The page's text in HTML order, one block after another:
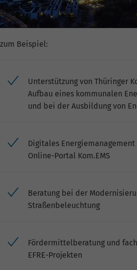
zum Beispiel:
Unterstützung von Thüringer
Aufbau eines kommunalen
und bei der Ausbildung von
Digitales
Online-Portal Kom.EMS
Beratung bei der
Straßenbeleuchtung
Fördermittelberatung und
EFRE-Projekten